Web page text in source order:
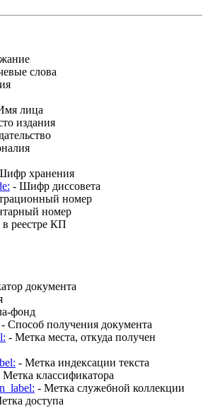
слова
лица
издания
хранения
- Шифр диссовета
номер
номер
реестре КП
документа
фонд
- Способ получения документа
- Метка места, откуда получен
- Метка индексации текста
Метка классификатора
- Метка служебной коллекции
доступа